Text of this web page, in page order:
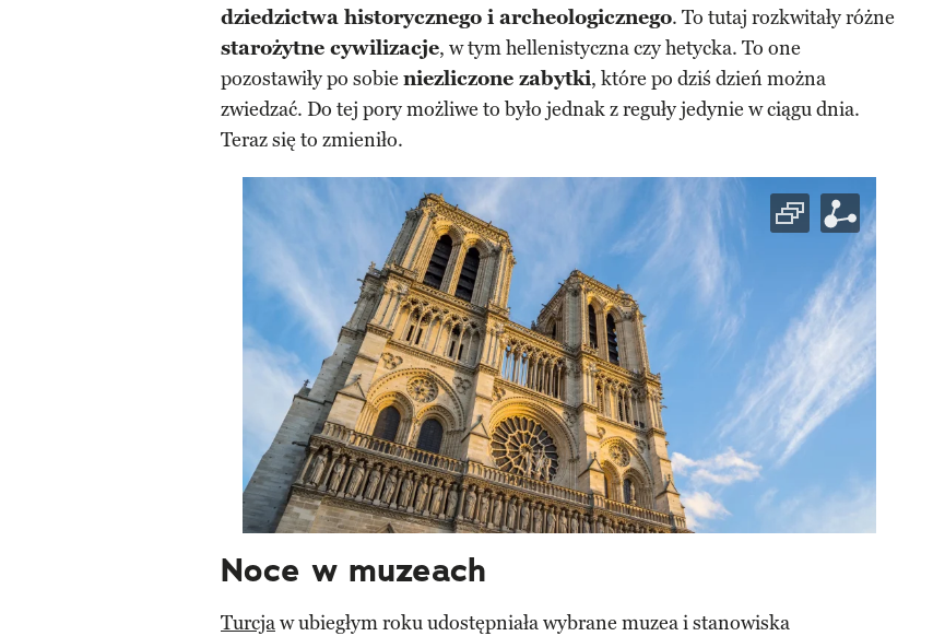
dziedzictwa historycznego i archeologicznego. To tutaj rozkwitały różne
starożytne cywilizacje, w tym hellenistyczna czy hetycka. To one
pozostawiły po sobie niezliczone zabytki, które po dziś dzień można
zwiedzać. Do tej pory możliwe to było jednak z reguły jedynie w ciągu dnia.
Teraz się to zmieniło.
Noce w muzeach
Turcjaw ubiegłym roku udostępniała wybrane muzea i stanowiska